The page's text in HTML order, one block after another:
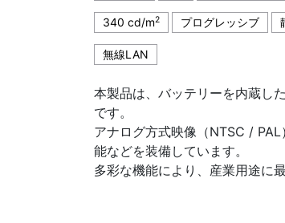
340 cd/m2 プログレッシブ
無線LAN
本製品は、バッテリーを内蔵し
です。
アナログ方式映像（NTSC /
能などを装備しています。
多彩な機能により、産業用途に最